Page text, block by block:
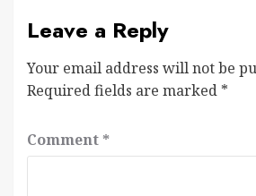
Leave a Reply
Your email address will not be
Required fields are marked *
Comment *